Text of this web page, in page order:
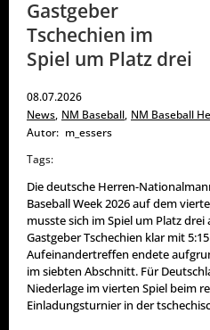
Gastgeber
Tschechien im
Spiel um Platz drei
08.07.2026
News, NM Baseball, NM Baseball
Autor: m_essers
Tags:
Die deutsche Herren-
Baseball Week 2026 auf dem
musste sich im Spiel um Platz
Gastgeber Tschechien klar mit
Aufeinandertreffen endete
im siebten Abschnitt. Für
Niederlage im vierten Spiel beim
Einladungsturnier in der